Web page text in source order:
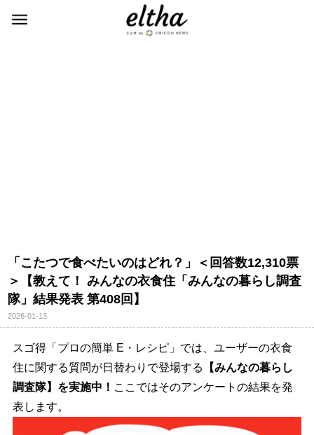
「こたつで食べたいのはどれ？」＜回答数12,310票
＞【教えて！ みんなの衣食住「みんなの暮らし調査
隊」結果発表 第408回】
2026-01-13
スゴ得「プロの簡単 E・レシピ」では、ユーザーの衣食
住に関する質問が日替わりで登場する
【みんなの暮らし
調査隊】を実施中！ ここではそのアンケートの結果を発
表します。